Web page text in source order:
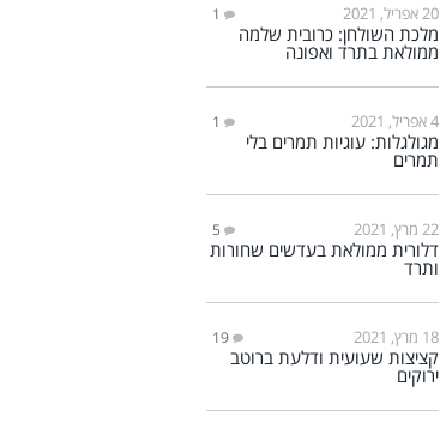
20 אפריל, 2021 1
מלכת השולחן: כרובית שלמה
ממולאת בתרד ואפונה
4 אפריל, 2021 1
מגולגלות: עוגיות תמרים בלי
תמרים
22 מרץ, 2021 5
דלורית ממולאת בעדשים שחורות
ותרד
18 מרץ, 2021 19
קציצות שעועית ודלעת ברוטב
ירוקים